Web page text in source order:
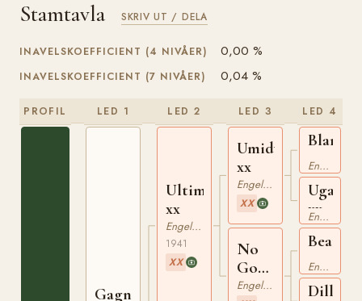
Stamtavla SKRIV UT / DELA
INAVELSKOEFFICIENT (4 NIVÅER) 0,00 %
INAVELSKOEFFICIENT (7 NIVÅER) 0,04 %
PROFIL LED 1
Gagne
LED 2
Ultimate
xx
Engelskt Fullblod
1941
XX
LED 3
Umidwar
xx
Engelskt Fullblod
XX
No
Go
xx
Engelskt Fullblod
LED 4
xxEngelskt Fullblod
Uganda
xxEngelskt Fullblod
xx Engelskt Fullblod
Dilly